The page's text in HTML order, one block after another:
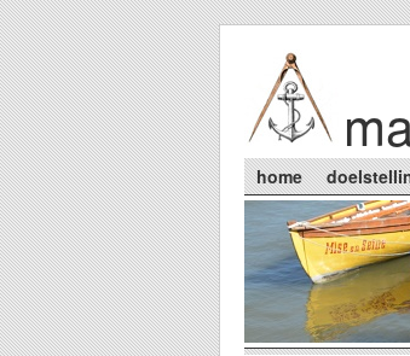
Skip to main content
Main
home